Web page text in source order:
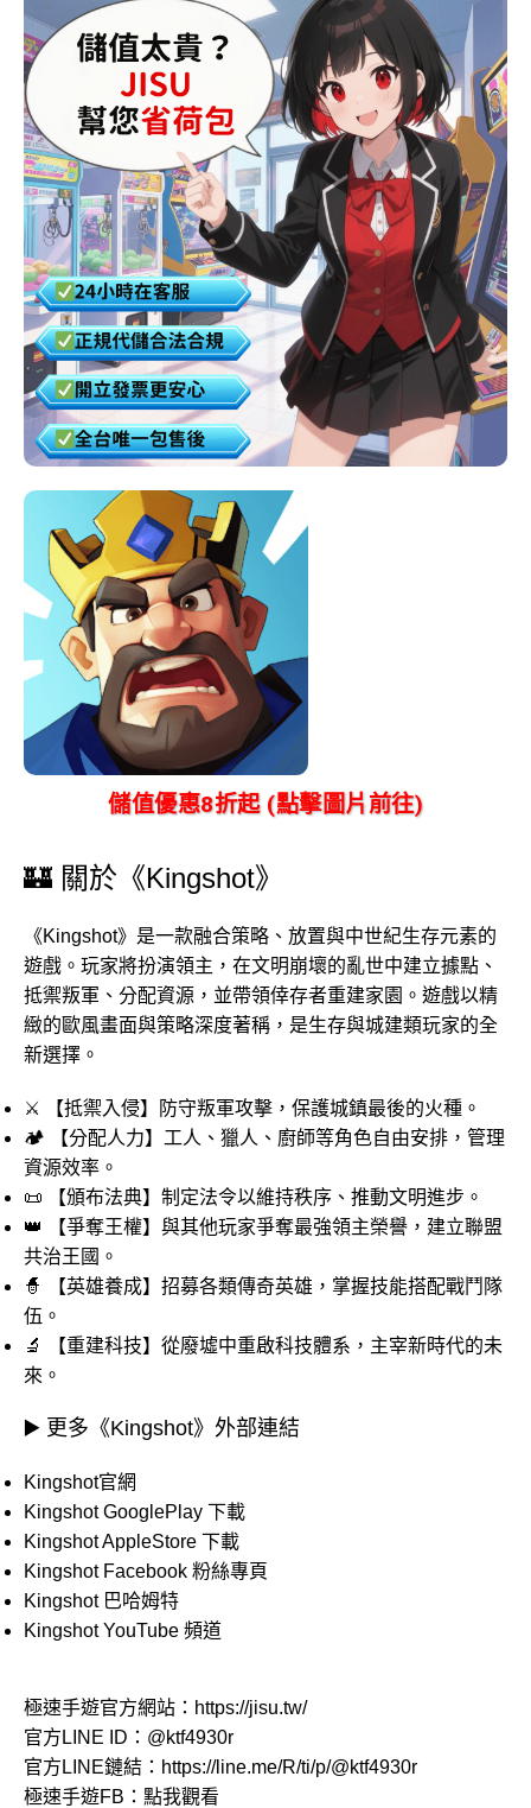
儲值優惠8折起 (點擊圖片前往)
🏰 關於《Kingshot》
《Kingshot》是一款融合策略、放置與中世紀生存元素的
遊戲。玩家將扮演領主，在文明崩壞的亂世中建立據點、
抵禦叛軍、分配資源，並帶領倖存者重建家園。遊戲以精
緻的歐風畫面與策略深度著稱，是生存與城建類玩家的全
新選擇。
⚔️ 【抵禦入侵】防守叛軍攻擊，保護城鎮最後的火種。
🏕️ 【分配人力】工人、獵人、廚師等角色自由安排，管理
資源效率。
📜 【頒布法典】制定法令以維持秩序、推動文明進步。
👑 【爭奪王權】與其他玩家爭奪最強領主榮譽，建立聯盟
共治王國。
🧙 【英雄養成】招募各類傳奇英雄，掌握技能搭配戰鬥隊
伍。
🔬 【重建科技】從廢墟中重啟科技體系，主宰新時代的未
來。
▶️ 更多《Kingshot》外部連結
Kingshot官網
Kingshot GooglePlay 下載
Kingshot AppleStore 下載
Kingshot Facebook 粉絲專頁
Kingshot 巴哈姆特
Kingshot YouTube 頻道
極速手遊官方網站： https://jisu.tw/
官方LINE ID： @ktf4930r
官方LINE鏈結： https://line.me/R/ti/p/@ktf4930r
極速手遊FB： 點我觀看